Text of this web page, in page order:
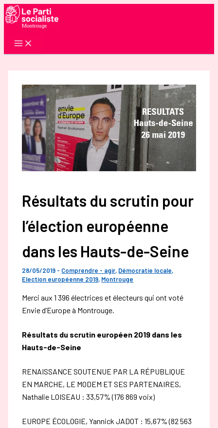
Aller
au
Résultats du scrutin pour
l’élection européenne
dans les Hauts-de-Seine
28/05/2019 - Comprendre - agir, Démocratie locale,
Election européenne 2019, Montrouge
Merci aux 1 396 électrices et électeurs qui ont voté
Envie d’Europe à Montrouge.
Résultats du scrutin européen 2019 dans les
Hauts-de-Seine
RENAISSANCE SOUTENUE PAR LA RÉPUBLIQUE
EN MARCHE, LE MODEM ET SES PARTENAIRES,
Nathalie LOISEAU : 33,57% (176 869 voix)
EUROPE ÉCOLOGIE, Yannick JADOT : 15,67% (82 563